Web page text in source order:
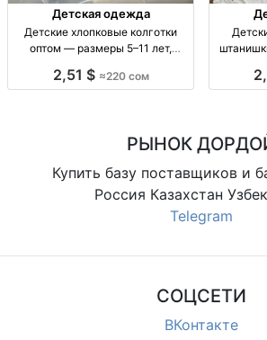
Детская одежда
Детские хлопковые колготки
оптом — размеры 5–11 лет,
колготки, р-ры 5–7, 7–9, 9–11 лет,
2,51 $ ≈220 сом
РЫНОК
Купить базу поставщиков и
Россия Казахстан
Telegram
СОЦСЕТИ
ВКонтакте